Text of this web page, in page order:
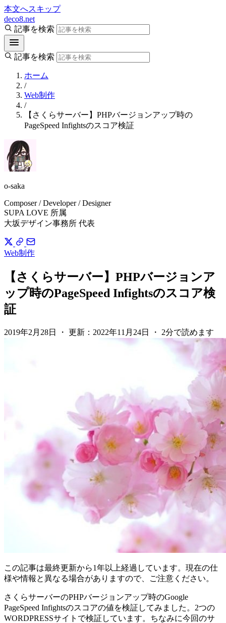
本文へスキップ
deco8.net
記事を検索
記事を検索
ホーム
/
Web制作
/
【さくらサーバー】PHPバージョンアップ時の
PageSpeed Infightsのスコア検証
o-saka
Composer / Developer / Designer
SUPA LOVE 所属
大坂デザイン事務所 代表
Web制作
【さくらサーバー】PHPバージョンア
ップ時のPageSpeed Infightsのスコア検
証
2019年2月28日 ・ 更新： 2022年11月24日 ・ 2分で読めます
この記事は最終更新から1年以上経過しています。現在の仕
様や情報と異なる場合がありますので、ご注意ください。
さくらサーバーのPHPバージョンアップ時のGoogle
PageSpeed Infightsのスコアの値を検証してみました。2つの
WORDPRESSサイトで検証しています。ちなみに今回のサ